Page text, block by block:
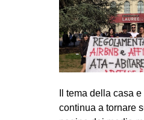
ZAM
SPORT
Il tema della casa
continua a tornare